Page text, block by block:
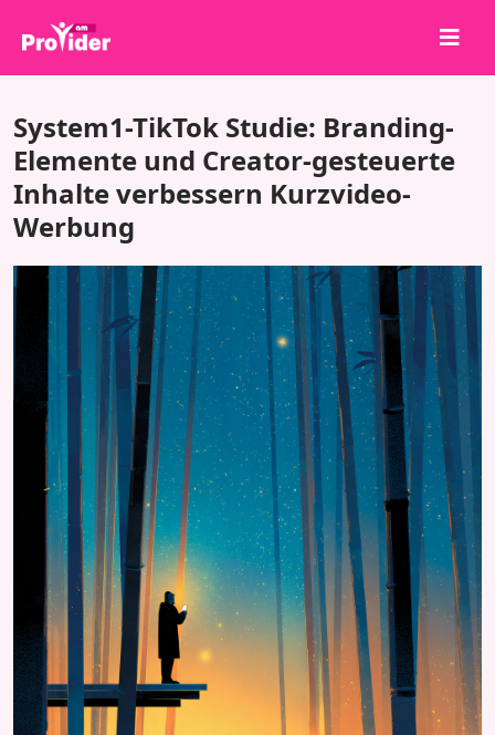
Über uns
Anmelden
Registrieren
Dienstleistungen
API
Bedingungen
Blog
System1-TikTok Studie: Branding-
Elemente und Creator-gesteuerte
Inhalte verbessern Kurzvideo-
Werbung